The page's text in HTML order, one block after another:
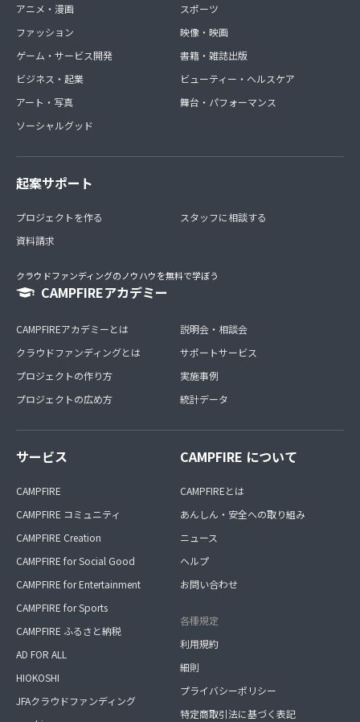
アニメ・漫画
ファッション
ゲーム・サービス開発
ビジネス・起業
アート・写真
ソーシャルグッド
スポーツ
映像・映画
書籍・雑誌出版
ビューティー・ヘルスケア
舞台・パフォーマンス
起案サポート
プロジェクトを作る
資料請求
スタッフに相談する
クラウドファンディングのノウハウを無料で学ぼう
CAMPFIREアカデミー
CAMPFIREアカデミーとは
クラウドファンディングとは
プロジェクトの作り方
プロジェクトの広め方
説明会・相談会
サポートサービス
実施事例
統計データ
サービス
CAMPFIRE
CAMPFIRE コミュニティ
CAMPFIRE Creation
CAMPFIRE for Social Good
CAMPFIRE for Entertainment
CAMPFIRE for Sports
CAMPFIRE ふるさと納税
AD FOR ALL
HIOKOSHI
JFAクラウドファンディング
CAMPFIRE について
CAMPFIREとは
あんしん・安全への取り組み
ニュース
ヘルプ
お問い合わせ
各種規定
利用規約
細則
プライバシーポリシー
特定商取引法に基づく表記